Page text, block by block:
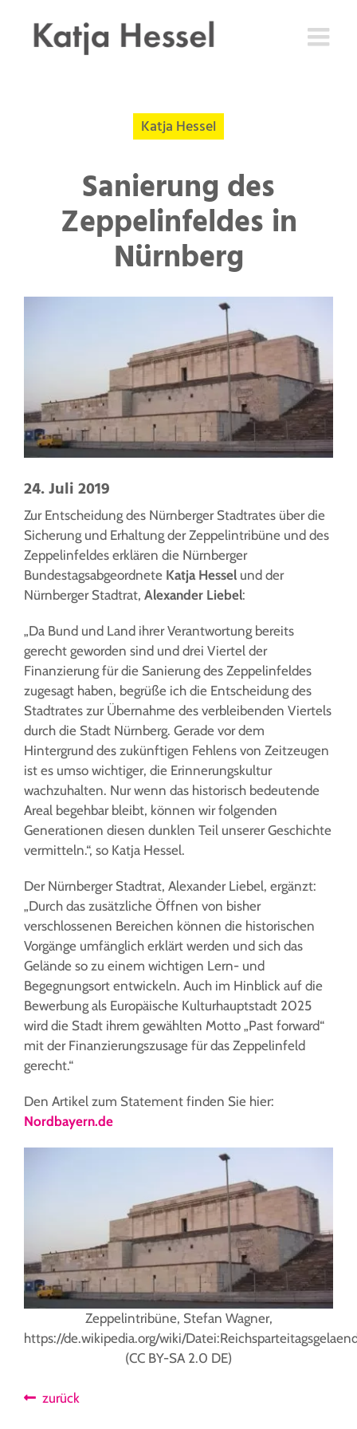
springen
Katja Hessel
Sanierung des
Zeppelinfeldes in
Nürnberg
24. Juli 2019
Zur Entscheidung des Nürnberger Stadtrates über die
Sicherung und Erhaltung der Zeppelintribüne und des
Zeppelinfeldes erklären die Nürnberger
Bundestagsabgeordnete Katja Hessel und der
Nürnberger Stadtrat, Alexander Liebel:
„Da Bund und Land ihrer Verantwortung bereits
gerecht geworden sind und drei Viertel der
Finanzierung für die Sanierung des Zeppelinfeldes
zugesagt haben, begrüße ich die Entscheidung des
Stadtrates zur Übernahme des verbleibenden Viertels
durch die Stadt Nürnberg. Gerade vor dem
Hintergrund des zukünftigen Fehlens von Zeitzeugen
ist es umso wichtiger, die Erinnerungskultur
wachzuhalten. Nur wenn das historisch bedeutende
Areal begehbar bleibt, können wir folgenden
Generationen diesen dunklen Teil unserer Geschichte
vermitteln.“, so Katja Hessel.
Der Nürnberger Stadtrat, Alexander Liebel, ergänzt:
„Durch das zusätzliche Öffnen von bisher
verschlossenen Bereichen können die historischen
Vorgänge umfänglich erklärt werden und sich das
Gelände so zu einem wichtigen Lern- und
Begegnungsort entwickeln. Auch im Hinblick auf die
Bewerbung als Europäische Kulturhauptstadt 2025
wird die Stadt ihrem gewählten Motto „Past forward“
mit der Finanzierungszusage für das Zeppelinfeld
gerecht.“
Den Artikel zum Statement finden Sie hier:
Nordbayern.de
Zeppelintribüne, Stefan Wagner,
https://de.wikipedia.org/wiki/
(CC BY-SA 2.0 DE)
zurück